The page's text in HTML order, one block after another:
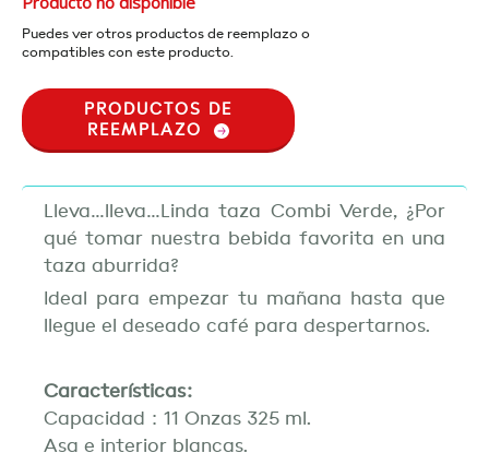
Puedes ver otros productos de reemplazo o
compatibles con este producto.
PRODUCTOS DE
REEMPLAZO
Lleva…lleva…Linda taza Combi Verde, ¿Por
qué tomar nuestra bebida favorita en una
taza aburrida?
Ideal para empezar tu mañana hasta que
llegue el deseado café para despertarnos.
Características:
Capacidad : 11 Onzas 325 ml.
Asa e interior blancas.